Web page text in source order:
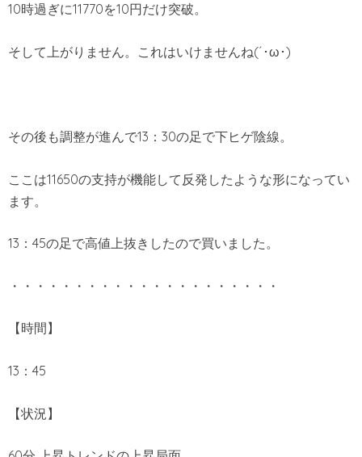
10時過ぎに11770を10円だけ突破。
そして上がりません。これはいけませんね(´･ω･)
その後も調整が進んで13：30の足で下ヒゲ陰線。
ここは11650の支持が機能して反発したような形になってい
ます。
13：45の足で高値上抜きしたので買いました。
・・・・・・・・・・・・・・・・・・・・・
【時間】
13：45
【状況】